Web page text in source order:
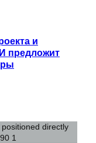
и
предложит